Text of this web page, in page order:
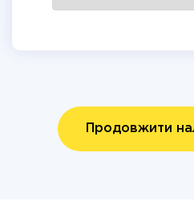
Продовжити